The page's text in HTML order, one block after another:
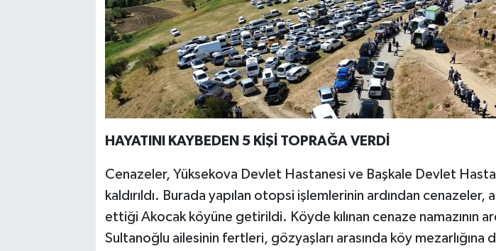
HAYATINI KAYBEDEN 5 KİŞİ TOPRAĞA VERDİ
Cenazeler, Yüksekova Devlet Hastanesi ve Başkale Devlet
kaldırıldı. Burada yapılan otopsi işlemlerinin ardından cenazeler,
ettiği Akocak köyüne getirildi. Köyde kılınan cenaze namazının
Sultanoğlu ailesinin fertleri, gözyaşları arasında köy mezarlığına